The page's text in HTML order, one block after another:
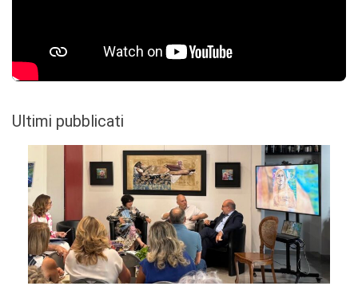
Ultimi pubblicati